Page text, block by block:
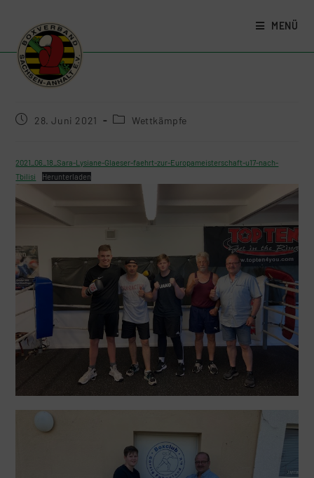
MENÜ
28. Juni 2021 Wettkämpfe
2021_06_18_Sara-Lysiane-Glaeser-faehrt-zur-Europameisterschaft-u17-nach-
Tbilisi
Herunterladen